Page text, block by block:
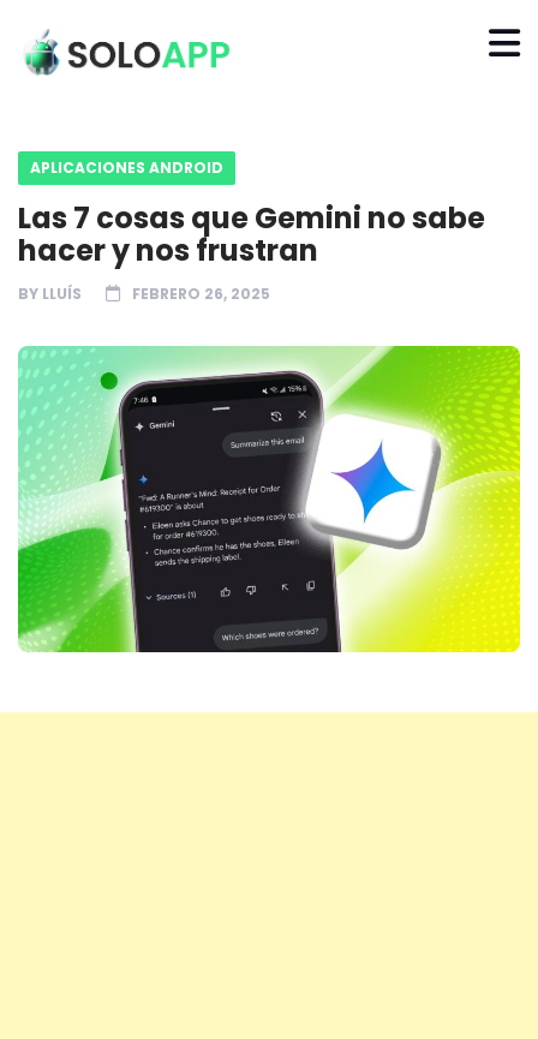
APLICACIONES ANDROID
Las 7 cosas que Gemini no sabe
hacer y nos frustran
BY LLUÍS FEBRERO 26, 2025